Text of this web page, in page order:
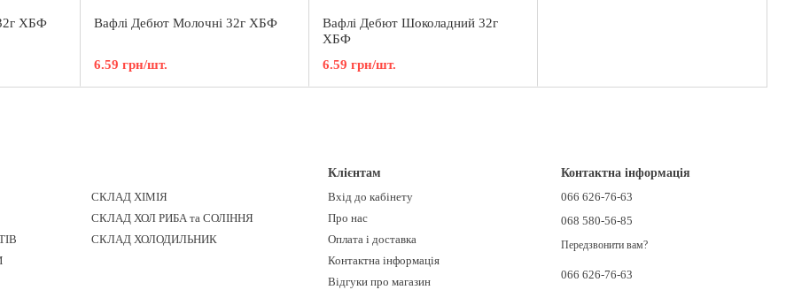
ХБФ Вафлі Дебют Молочні 32г ХБФ
6.59 грн/шт.
Вафлі Дебют Шоколадний 32г
ХБФ
6.59 грн/шт.
СКЛАД ХІМІЯ
СКЛАД ХОЛ РИБА та СОЛІННЯ
СКЛАД ХОЛОДИЛЬНИК
Клієнтам
Вхід до кабінету
Про нас
Оплата і доставка
Контактна інформація
Відгуки про магазин
Контактна інформація
066 626-76-63
068 580-56-85
Передзвонити вам?
066 626-76-63